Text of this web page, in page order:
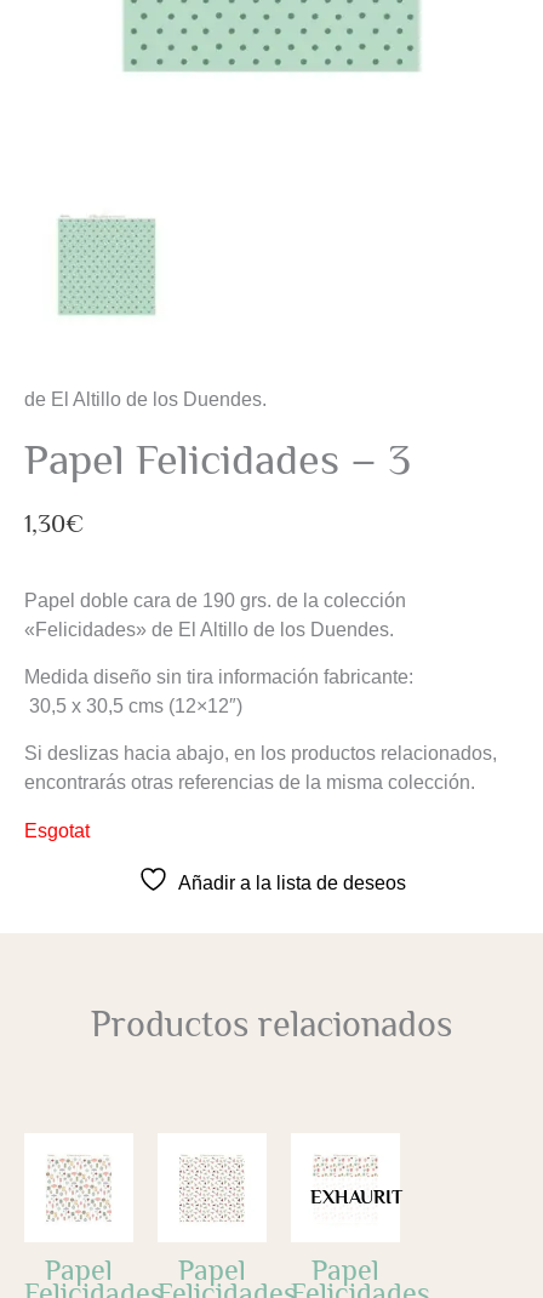
de El Altillo de los Duendes.
Papel Felicidades – 3
1,30€
Papel doble cara de 190 grs. de la colección
«Felicidades» de El Altillo de los Duendes.
Medida diseño sin tira información fabricante:
30,5 x 30,5 cms (12×12″)
Si deslizas hacia abajo, en los productos relacionados,
encontrarás otras referencias de la misma colección.
Esgotat
Añadir a la lista de deseos
Productos relacionados
Papel Papel
EXHAURIT
Papel